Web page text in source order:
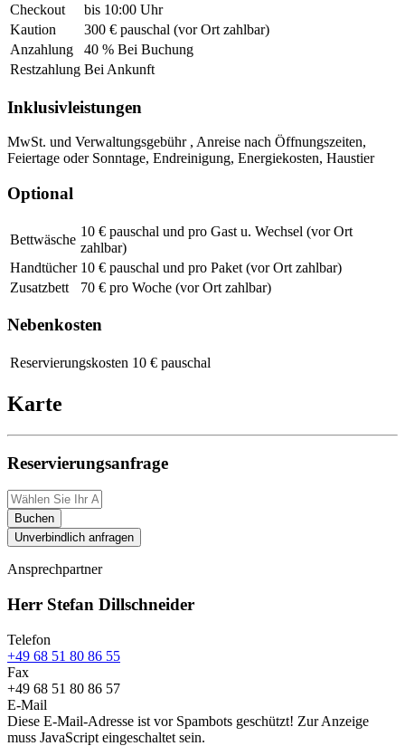
Checkout
bis 10:00 Uhr
Kaution
300 € pauschal (vor Ort zahlbar)
Anzahlung
40 % Bei Buchung
Restzahlung Bei Ankunft
Inklusivleistungen
MwSt. und Verwaltungsgebühr , Anreise nach Öffnungszeiten,
Feiertage oder Sonntage, Endreinigung, Energiekosten, Haustier
Optional
Bettwäsche
10 € pauschal und pro Gast u. Wechsel (vor Ort
zahlbar)
Handtücher 10 € pauschal und pro Paket (vor Ort zahlbar)
Zusatzbett
70 € pro Woche (vor Ort zahlbar)
Nebenkosten
Reservierungskosten 10 € pauschal
Karte
Reservierungsanfrage
Buchen
Unverbindlich anfragen
Ansprechpartner
Herr Stefan Dillschneider
Telefon
+49 68 51 80 86 55
Fax
+49 68 51 80 86 57
E-Mail
Diese E-Mail-Adresse ist vor Spambots geschützt! Zur Anzeige
muss JavaScript eingeschaltet sein.